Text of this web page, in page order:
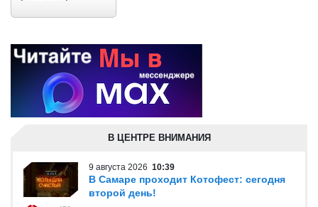
В ЦЕНТРЕ ВНИМАНИЯ
9 августа 2026 10:39
В Самаре проходит Котофест: сегодня
второй день!